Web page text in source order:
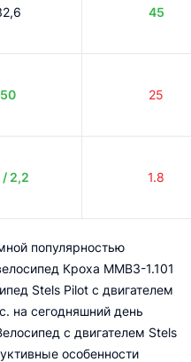
45
50 25
/ 2,2 1.8
популярностью
Кроха ММВЗ-1.101
Stels Pilot с двигателем
на сегодняшний день
с двигателем Stels
особенности